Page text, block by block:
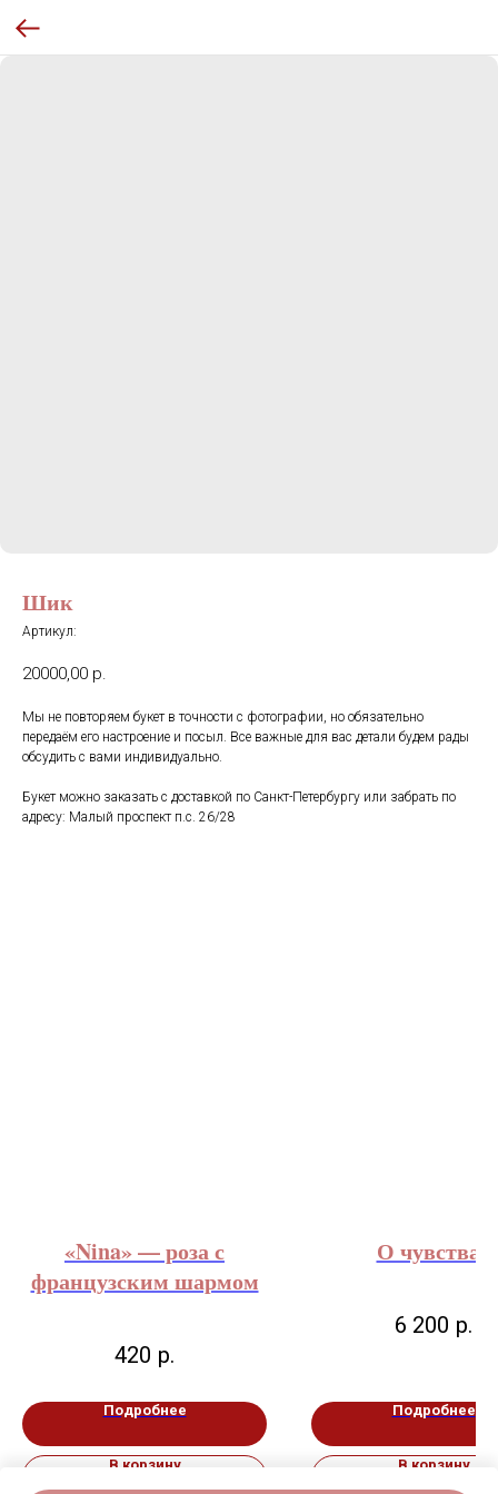
Шик
Артикул:
20000,00 р.
Мы не повторяем букет в точности с фотографии, но обязательно
передаём его настроение и посыл. Все важные для вас детали будем рады
обсудить с вами индивидуально.
Букет можно заказать с доставкой по Санкт-Петербургу или забрать по
адресу: Малый проспект п.с. 26/28
«Nina» — роза с
французским шармом
420 р.
Подробнее
В корзину
О чувствах
6 200 р.
Подробнее
В корзину